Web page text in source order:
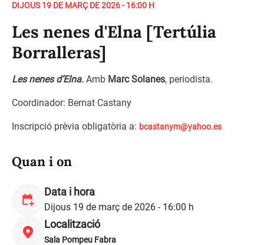
DIJOUS 19 DE MARÇ DE 2026 - 16:00 H
Les nenes d'Elna [Tertúlia
Borralleras]
Les nenes d’Elna. Amb Marc Solanes, periodista.
Coordinador: Bernat Castany
Inscripció prèvia obligatòria a: bcastanym@yahoo.es
Quan i on
Data i hora
Dijous 19 de març de 2026 - 16:00 h
Localització
Sala Pompeu Fabra